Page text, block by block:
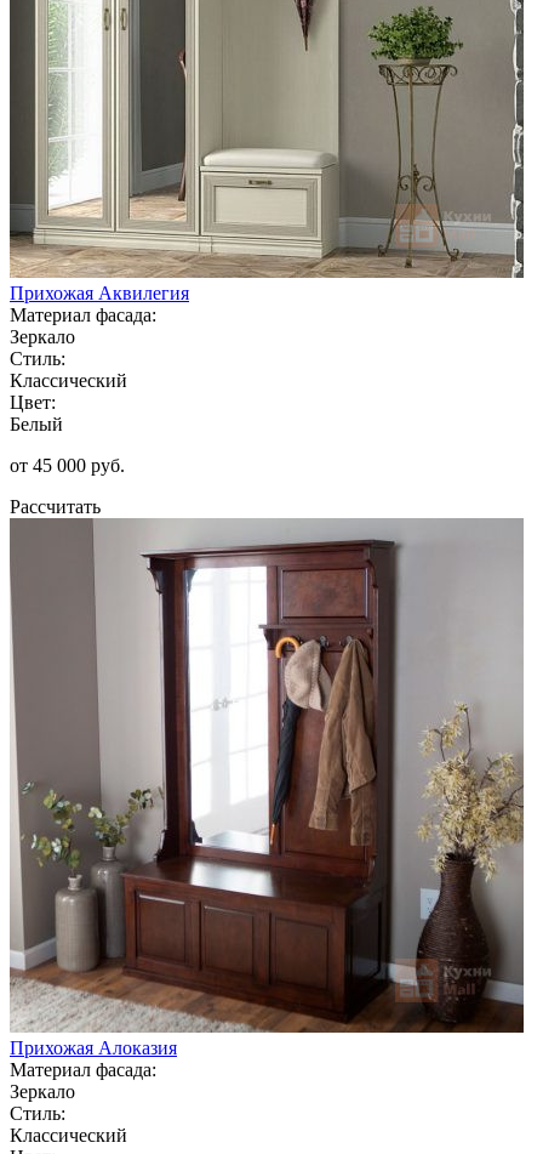
Прихожая Аквилегия
Материал фасада:
Зеркало
Стиль:
Классический
Цвет:
Белый
от 45 000 руб.
Рассчитать
Прихожая Алоказия
Материал фасада:
Зеркало
Стиль:
Классический